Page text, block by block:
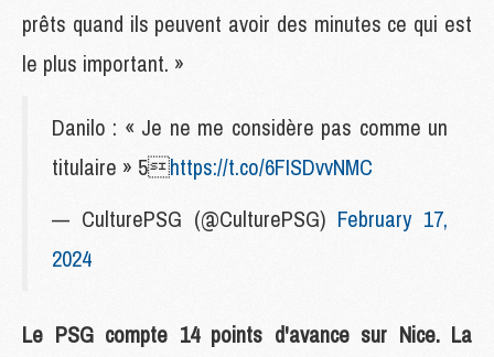
prêts quand ils peuvent avoir des minutes ce qui est
le plus important. »
Danilo : « Je ne me considère pas comme un
titulaire » 5https://t.co/6FISDvvNMC
— CulturePSG (@CulturePSG) February 17,
2024
Le PSG compte 14 points d'avance sur Nice. La